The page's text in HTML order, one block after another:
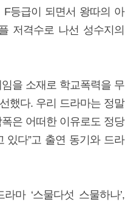
등급이 되면서 왕따의 아
저격수로 나선 성수지의
을 소재로 학교폭력을 무
했다. 우리 드라마는 정말
은 어떠한 이유로도 정당
있다”고 출연 동기와 드라
마 ‘스물다섯 스물하나’,